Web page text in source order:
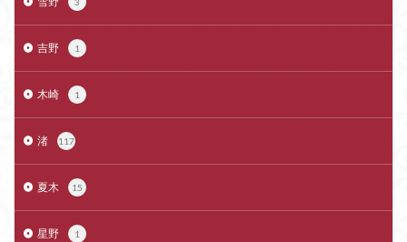
吉野 1
木崎 1
渚 117
夏木 15
星野 1